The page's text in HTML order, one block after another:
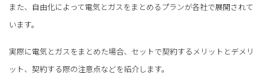
また、自由化によって電気とガスをまとめるプランが各社で展開されて
います。
実際に電気とガスをまとめた場合、セットで契約するメリットとデメリ
ット、契約する際の注意点などを紹介します。